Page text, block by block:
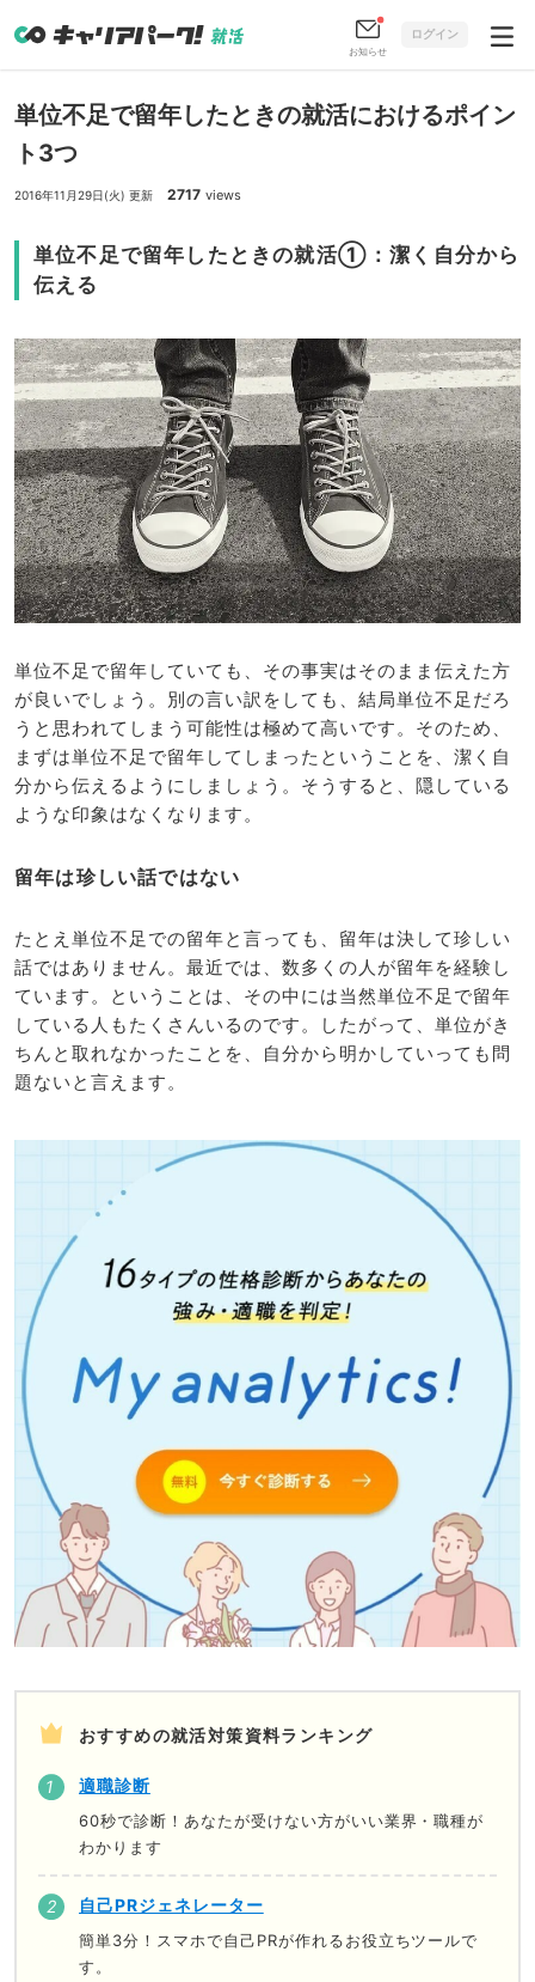
お知らせ
ログイン
単位不足で留年したときの就活におけるポイン
ト3つ
2016年11月29日(火) 更新 2717 views
単位不足で留年したときの就活①：潔く自分から
伝える
単位不足で留年していても、その事実はそのまま伝えた方
が良いでしょう。別の言い訳をしても、結局単位不足だろ
うと思われてしまう可能性は極めて高いです。そのため、
まずは単位不足で留年してしまったということを、潔く自
分から伝えるようにしましょう。そうすると、隠している
ような印象はなくなります。
留年は珍しい話ではない
たとえ単位不足での留年と言っても、留年は決して珍しい
話ではありません。最近では、数多くの人が留年を経験し
ています。ということは、その中には当然単位不足で留年
している人もたくさんいるのです。したがって、単位がき
ちんと取れなかったことを、自分から明かしていっても問
題ないと言えます。
おすすめの就活対策資料ランキング
適職診断
60秒で診断！あなたが受けない方がいい業界・職種が
わかります
自己PRジェネレーター
簡単3分！スマホで自己PRが作れるお役立ちツールで
す。